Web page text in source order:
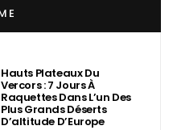
Hauts Plateaux Du
Vercors : 7 Jours À
Raquettes Dans L’un Des
Plus Grands Déserts
D’altitude D’Europe